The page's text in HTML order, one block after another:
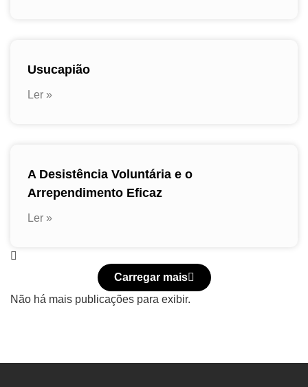
Usucapião
Ler »
A Desistência Voluntária e o
Arrependimento Eficaz
Ler »
Carregar mais
Não há mais publicações para exibir.